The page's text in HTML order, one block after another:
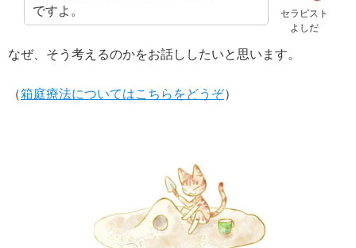
セラピスト
よしだ
ですよ。
なぜ、そう考えるのかをお話ししたいと思います。
（箱庭療法についてはこちらをどうぞ）